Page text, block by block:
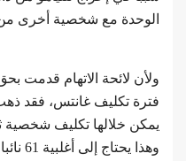
الوحدة مع شخصية أخرى من
ولأن لائحة الاتهام قدمت بحق
يمكن خلالها تكليف شخصية
وهذا